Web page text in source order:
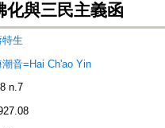
化與三民主義函
特生
潮音=Hai Ch'ao Yin
n.7